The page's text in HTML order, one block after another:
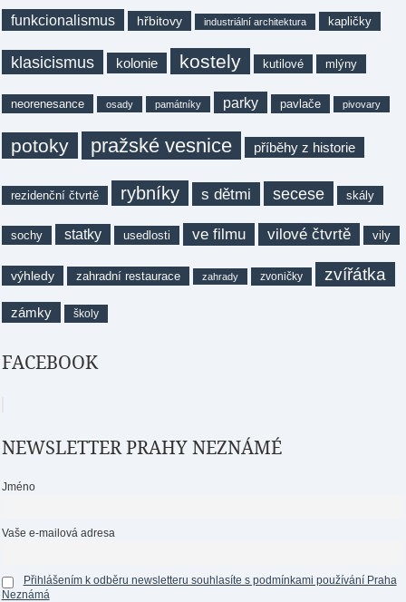
funkcionalismus hřbitovy industriální architektura kapličky
klasicismus kolonie kostely kutilové mlýny
neorenesance osady památníky parky pavlače pivovary
potoky pražské vesnice příběhy z historie
rezidenční čtvrtě rybníky s dětmi secese skály
sochy statky usedlosti ve filmu vilové čtvrtě vily
výhledy zahradní restaurace zahrady zvoničky zvířátka
zámky školy
FACEBOOK
NEWSLETTER PRAHY NEZNÁMÉ
Jméno
Vaše e-mailová adresa
Přihlášením k odběru newsletteru souhlasíte s podmínkami používání Praha
Neznámá